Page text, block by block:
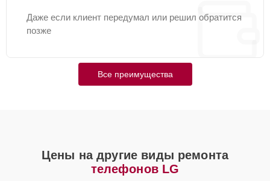
Даже если клиент передумал или решил обратится
позже
Все преимущества
Цены на другие виды ремонта
телефонов LG